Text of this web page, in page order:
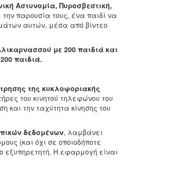
Αστυνομία, Πυροσβεστική,
παρουσία τους, ένα παιδί να
αυτών, μέσα από βίντεο
με 200 παιδιά και
παιδιά.
της κυκλοφοριακής
του κινητού τηλεφώνου του
και την ταχύτητα κίνησης του
δεδομένων, λαμβάνει
(και όχι σε οποιοδήποτε
εξυπηρετητή. Η εφαρμογή είναι